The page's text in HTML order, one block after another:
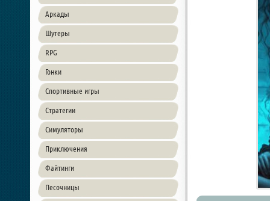
Аркады
Шутеры
RPG
Гонки
Спортивные игры
Стратегии
Симуляторы
Приключения
Файтинги
Песочницы